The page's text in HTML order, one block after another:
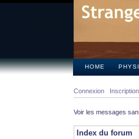
HOME
Connexion Inscription
Voir les messages
Index du forum